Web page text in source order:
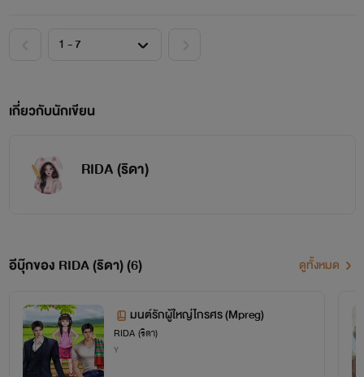
เกี่ยวกับนักเขียน
RIDA (ริดา)
อีบุ๊กของ RIDA (ริดา) (6) ดูทั้งหมด
มนต์รักผู้ใหญ่ไกรศร (Mpreg)
RIDA (ริดา)
Y